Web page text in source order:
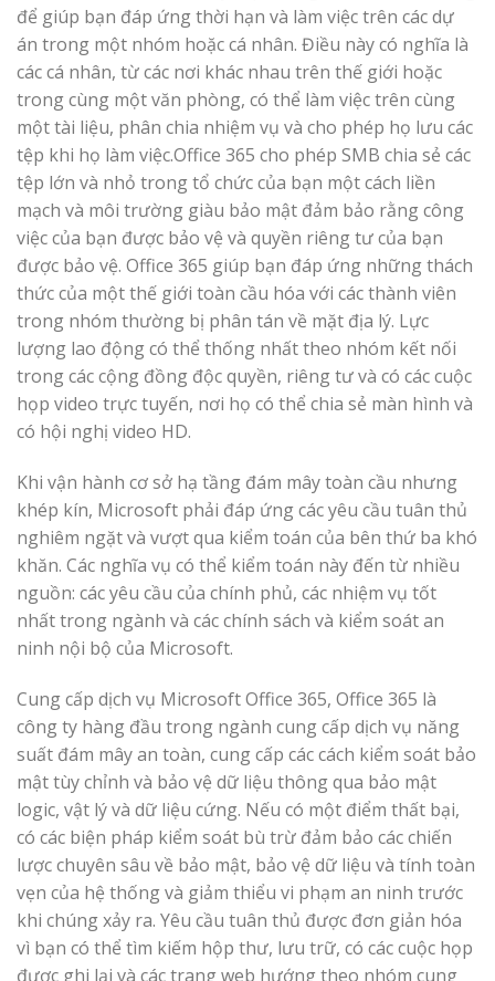
để giúp bạn đáp ứng thời hạn và làm việc trên các dự
án trong một nhóm hoặc cá nhân. Điều này có nghĩa là
các cá nhân, từ các nơi khác nhau trên thế giới hoặc
trong cùng một văn phòng, có thể làm việc trên cùng
một tài liệu, phân chia nhiệm vụ và cho phép họ lưu các
tệp khi họ làm việc.Office 365 cho phép SMB chia sẻ các
tệp lớn và nhỏ trong tổ chức của bạn một cách liền
mạch và môi trường giàu bảo mật đảm bảo rằng công
việc của bạn được bảo vệ và quyền riêng tư của bạn
được bảo vệ. Office 365 giúp bạn đáp ứng những thách
thức của một thế giới toàn cầu hóa với các thành viên
trong nhóm thường bị phân tán về mặt địa lý. Lực
lượng lao động có thể thống nhất theo nhóm kết nối
trong các cộng đồng độc quyền, riêng tư và có các cuộc
họp video trực tuyến, nơi họ có thể chia sẻ màn hình và
có hội nghị video HD.
Khi vận hành cơ sở hạ tầng đám mây toàn cầu nhưng
khép kín, Microsoft phải đáp ứng các yêu cầu tuân thủ
nghiêm ngặt và vượt qua kiểm toán của bên thứ ba khó
khăn. Các nghĩa vụ có thể kiểm toán này đến từ nhiều
nguồn: các yêu cầu của chính phủ, các nhiệm vụ tốt
nhất trong ngành và các chính sách và kiểm soát an
ninh nội bộ của Microsoft.
Cung cấp dịch vụ Microsoft Office 365, Office 365 là
công ty hàng đầu trong ngành cung cấp dịch vụ năng
suất đám mây an toàn, cung cấp các cách kiểm soát bảo
mật tùy chỉnh và bảo vệ dữ liệu thông qua bảo mật
logic, vật lý và dữ liệu cứng. Nếu có một điểm thất bại,
có các biện pháp kiểm soát bù trừ đảm bảo các chiến
lược chuyên sâu về bảo mật, bảo vệ dữ liệu và tính toàn
vẹn của hệ thống và giảm thiểu vi phạm an ninh trước
khi chúng xảy ra. Yêu cầu tuân thủ được đơn giản hóa
vì bạn có thể tìm kiếm hộp thư, lưu trữ, có các cuộc họp
được ghi lại và các trang web hướng theo nhóm cung